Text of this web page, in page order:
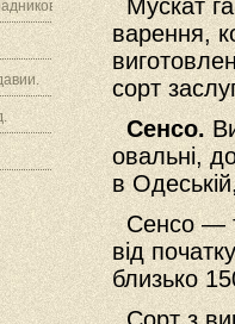
Мускат
варення,
сорт
Сенсо.
овальні,
в
Сенсо —
від
близько